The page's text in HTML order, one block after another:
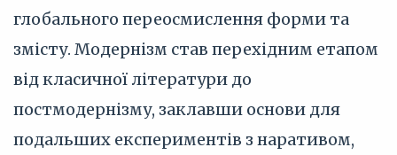
глобального переосмислення форми та
змісту. Модернізм став перехідним етапом
від класичної літератури до
постмодернізму, заклавши основи для
подальших експериментів з наративом,